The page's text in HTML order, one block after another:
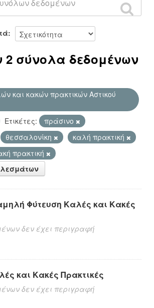
2 σύνολα δεδομένων
και κακών πρακτικών Αστικού
Ετικέτες:
πράσινο
θεσσαλονίκη
καλή πρακτική
πρακτική
Φύτευση Καλές και Κακές
δεν έχει περιγραφή
και Κακές Πρακτικές
δεν έχει περιγραφή